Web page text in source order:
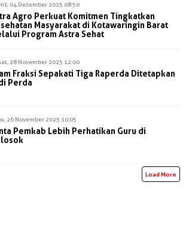
04 Desember 2025 08:50
Agro Perkuat Komitmen Tingkatkan
Masyarakat di Kotawaringin Barat
Program Astra Sehat
28 November 2025 12:00
Fraksi Sepakati Tiga Raperda Ditetapkan
Perda
26 November 2025 10:05
Pemkab Lebih Perhatikan Guru di
Load More